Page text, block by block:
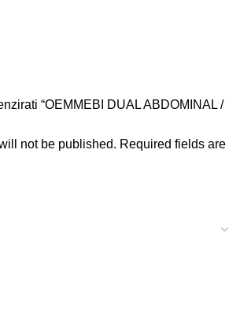
“OEMMEBI DUAL ABDOMINAL /
not be published. Required fields are